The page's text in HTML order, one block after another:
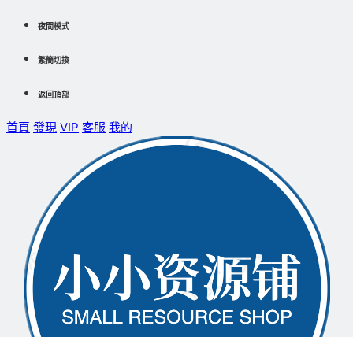
夜間模式
繁簡切換
返回頂部
首頁 發現 VIP 客服 我的